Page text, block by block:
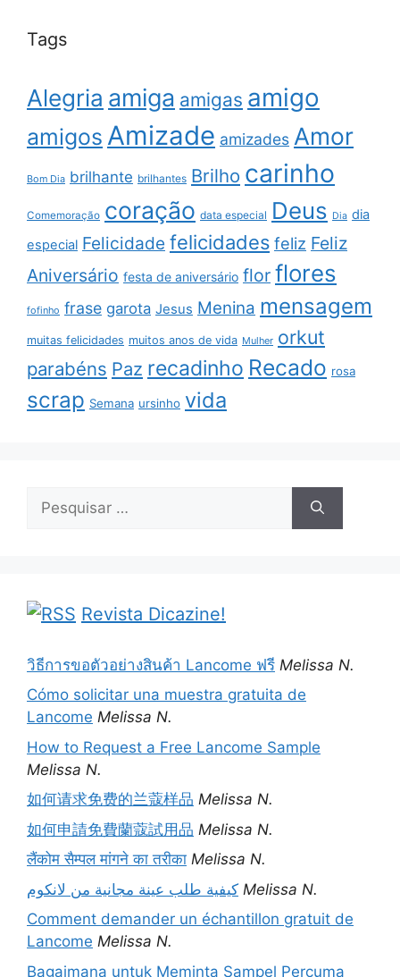
Tags
Alegria amiga amigas amigo
amigos Amizade amizades Amor
Bom Dia brilhante brilhantes Brilho carinho
Comemoração coração data especial Deus Dia dia
especial Felicidade felicidades feliz Feliz
Aniversário festa de aniversário flor flores
fofinho frase garota Jesus Menina mensagem
muitas felicidades muitos anos de vida Mulher orkut
parabéns Paz recadinho Recado rosa
scrap Semana ursinho vida
por:
Revista Dicazine!
วิธีการขอตัวอย่างสินค้า Lancome ฟรี Melissa N.
Cómo solicitar una muestra gratuita de
Lancome Melissa N.
How to Request a Free Lancome Sample
Melissa N.
如何请求免费的兰蔻样品 Melissa N.
如何申請免費蘭蔻試用品 Melissa N.
लैंकोम सैम्पल मांगने का तरीका Melissa N.
كيفية طلب عينة مجانية من لانكوم Melissa N.
Comment demander un échantillon gratuit de
Lancome Melissa N.
Bagaimana untuk Meminta Sampel Percuma